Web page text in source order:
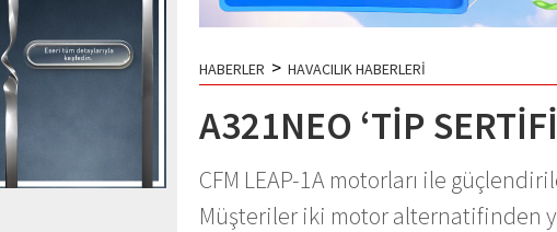
HABERLER > HAVACILIK HABERLERİ
A321NEO ‘TİP
CFM LEAP-1A motorları ile
Müşteriler iki motor alternatifinden